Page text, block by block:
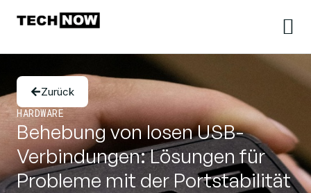
Zurück
HARDWARE
Behebung von losen USB-
Verbindungen: Lösungen für
Probleme mit der Portstabilität